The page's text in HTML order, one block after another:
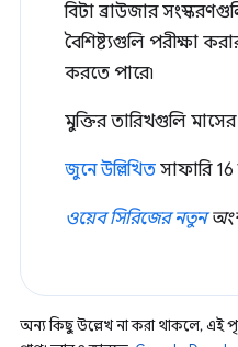
বিটা ব্রাউজার
বৈশিষ্ট্যগুলি পরীক্ষা
করতে পারে৷
মুক্তির তারিখগুলি
জুনে উল্লিখিত সাফারি
ওয়েব সিরিজের নতুন
অন্য কিছু উল্লেখ না করা থাকলে, এই